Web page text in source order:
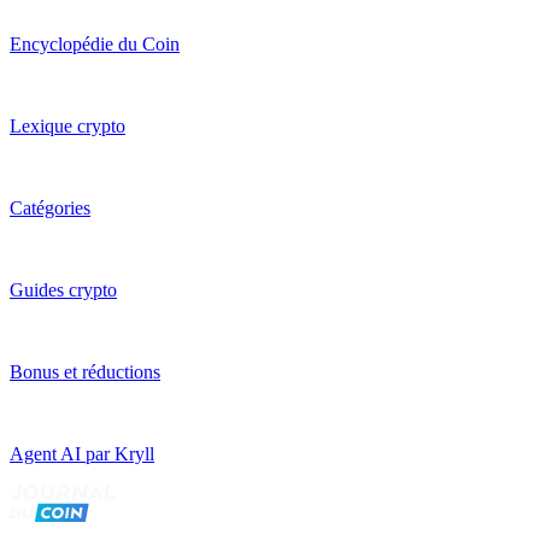
Encyclopédie du Coin
Lexique crypto
Catégories
Guides crypto
Bonus et réductions
Agent AI par Kryll